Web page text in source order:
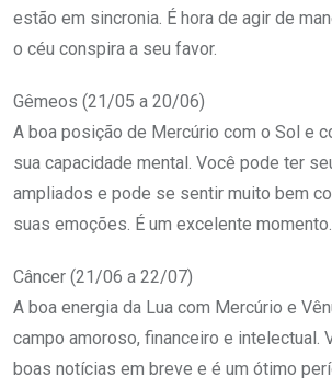
estão em sincronia. É hora de agir de
o céu conspira a seu favor.
Gêmeos (21/05 a 20/06)
A boa posição de Mercúrio com o Sol e
sua capacidade mental. Você pode ter
ampliados e pode se sentir muito bem
suas emoções. É um excelente
Câncer (21/06 a 22/07)
A boa energia da Lua com Mercúrio e
campo amoroso, financeiro e intelectual.
boas notícias em breve e é um ótimo